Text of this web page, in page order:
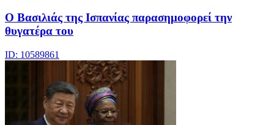
Ο Βασιλιάς της Ισπανίας παρασημοφορεί την
θυγατέρα του
ID: 10589861